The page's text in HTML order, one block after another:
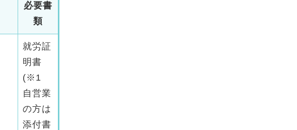
必要書
類
就労証
明書
(※1
自営業
の方は
添付書